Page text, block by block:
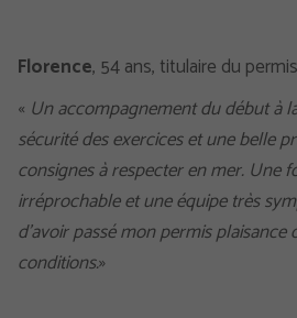
Florence, 54 ans, titulaire du
« Un accompagnement du début à
sécurité des exercices et une belle
consignes à respecter en mer. Une
irréprochable et une équipe très
d’avoir passé mon permis plaisance
conditions.»